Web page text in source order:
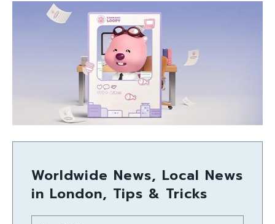
Worldwide News, Local News
in London, Tips & Tricks